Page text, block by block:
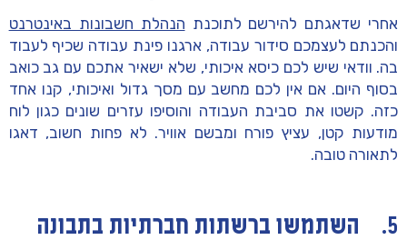
אחרי שדאגתם להירשם לתוכנת הנהלת חשבונות באינטרנט
והכנתם לעצמכם סידור עבודה, ארגנו פינת עבודה שכיף לעבוד
בה. וודאי שיש לכם כיסא איכותי, שלא ישאיר אתכם עם גב כואב
בסוף היום. אם אין לכם מחשב עם מסך גדול ואיכותי, קנו אחד
כזה. קשטו את סביבת העבודה והוסיפו עזרים שונים כגון לוח
מודעות קטן, עציץ פורח ומבשם אוויר. לא פחות חשוב, דאגו
לתאורה טובה.
5. השתמשו ברשתות חברתיות בתבונה